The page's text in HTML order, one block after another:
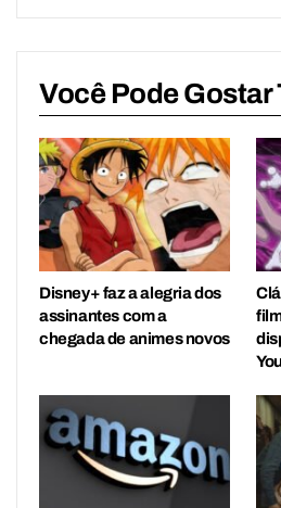
Você Pode Gostar
Disney+ faz a alegria dos
assinantes com a
chegada de animes novos